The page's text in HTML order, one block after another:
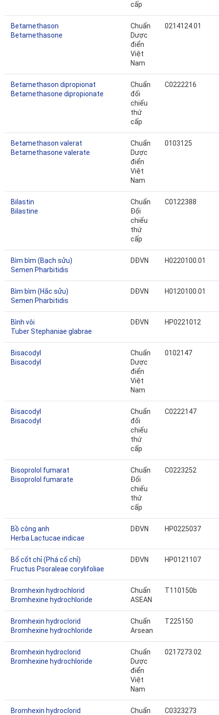
cấp
Betamethason
Betamethasone
Chuẩn
Dược
điển
Việt
Nam
0214124.01
Betamethason dipropionat
Betamethasone dipropionate
Chuẩn
đối
chiếu
thứ
cấp
C0222216
Betamethason valerat
Betamethasone valerate
Chuẩn
Dược
điển
Việt
Nam
0103125
Bilastin
Bilastine
Chuẩn
Đối
chiếu
thứ
cấp
C0122388
Bìm bìm (Bạch sửu)
Semen Pharbitidis
DĐVN H0220100.01
Bìm bìm (Hắc sửu)
Semen Pharbitidis
DĐVN H0120100.01
Bình vôi
Tuber Stephaniae glabrae
DĐVN HP0221012
Bisacodyl
Bisacodyl
Chuẩn
Dược
điển
Việt
Nam
0102147
Bisacodyl
Bisacodyl
Chuẩn
đối
chiếu
thứ
cấp
C0222147
Bisoprolol fumarat
Bisoprolol fumarate
Chuẩn
Đối
chiếu
thứ
cấp
C0223252
Bồ công anh
Herba Lactucae indicae
DĐVN HP0225037
Bổ cốt chỉ (Phá cố chỉ)
Fructus Psoraleae corylifoliae
DĐVN HP0121107
Bromhexin hydrochlorid
Bromhexine hydrochloride
Chuẩn
ASEAN
T110150b
Bromhexin hydroclorid
Bromhexine hydrochloride
Chuẩn
Arsean
T225150
Bromhexin hydroclorid
Bromhexine hydrochloride
Chuẩn
Dược
điển
Việt
Nam
0217273.02
Bromhexin hydroclorid Chuẩn C0323273